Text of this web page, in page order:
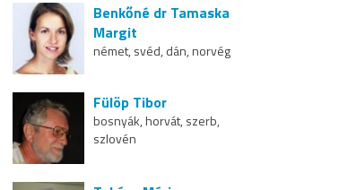
Benkőné dr Tamaska
Margit
német, svéd, dán, norvég
Fülöp Tibor
bosnyák, horvát, szerb,
szlovén